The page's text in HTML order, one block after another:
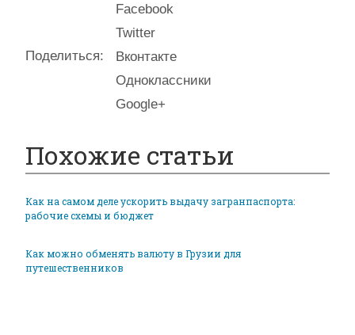
Поделиться:
Facebook
Twitter
Вконтакте
Одноклассники
Google+
Похожие статьи
Как на самом деле ускорить выдачу загранпаспорта:
рабочие схемы и бюджет
Как можно обменять валюту в Грузии для
путешественников